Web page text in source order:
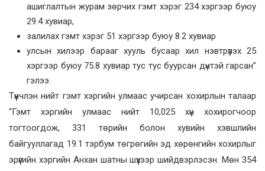
ашиглалтын журам зөрчих гэмт хэрэг 234 хэргээр буюу
29.4 хувиар,
залилах гэмт хэрэг 51 хэргээр буюу 8.2 хувиар
улсын хилээр барааг хууль бусаар хил нэвтрүүлэх 25
хэргээр буюу 75.8 хувиар тус тус буурсан дүнтэй гарсан”
гэлээ.
Түүнчлэн нийт гэмт хэргийн улмаас учирсан хохирлын талаар
“Гэмт хэргийн улмаас нийт 10,025 хүн хохирогчоор
тогтоогдож, 331 төрийн болон хувийн хэвшлийн
байгууллагад 19.1 тэрбум төгрөгийн эд хөрөнгийн хохирлыг
эрүүгийн хэргийн Анхан шатны шүүхээр шийдвэрлэсэн. Мөн 354